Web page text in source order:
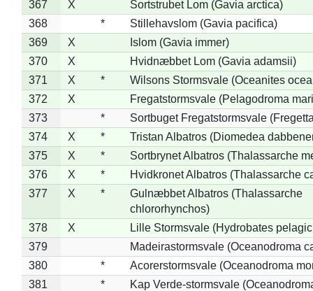
367
X
Sortstrubet Lom (Gavia arctica)
368
*
Stillehavslom (Gavia pacifica)
369
X
Islom (Gavia immer)
370
X
Hvidnæbbet Lom (Gavia adamsii)
371
X *
Wilsons Stormsvale (Oceanites
372
X
Fregatstormsvale (Pelagodroma
373
*
Sortbuget Fregatstormsvale
374
X *
Tristan Albatros (Diomedea
375
X *
Sortbrynet Albatros (Thalassarche
376
X *
Hvidkronet Albatros (Thalassarche
377
X *
Gulnæbbet Albatros (Thalassarche
chlororhynchos)
378
X
Lille Stormsvale (Hydrobates
379
Madeirastormsvale (Oceanodroma
380
*
Acorerstormsvale (Oceanodroma
381
*
Kap Verde-stormsvale